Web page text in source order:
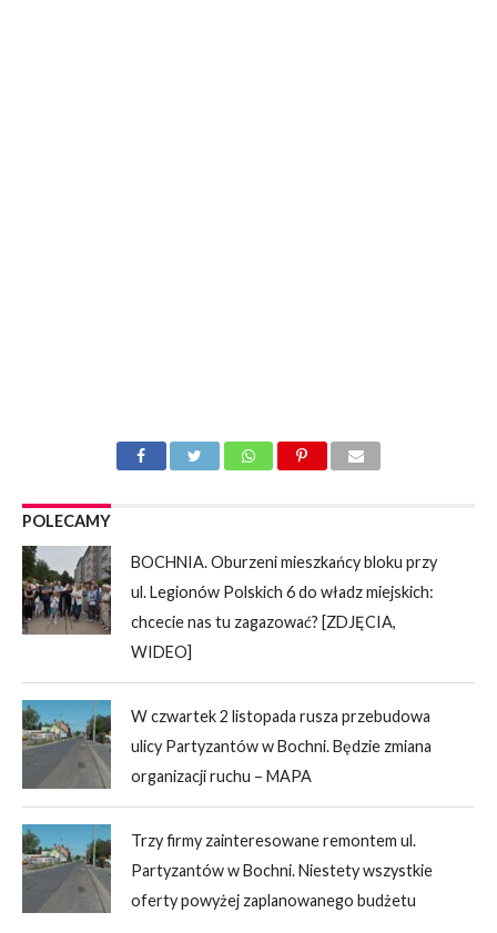
POLECAMY
BOCHNIA. Oburzeni mieszkańcy bloku przy
ul. Legionów Polskich 6 do władz miejskich:
chcecie nas tu zagazować? [ZDJĘCIA,
WIDEO]
W czwartek 2 listopada rusza przebudowa
ulicy Partyzantów w Bochni. Będzie zmiana
organizacji ruchu – MAPA
Trzy firmy zainteresowane remontem ul.
Partyzantów w Bochni. Niestety wszystkie
oferty powyżej zaplanowanego budżetu